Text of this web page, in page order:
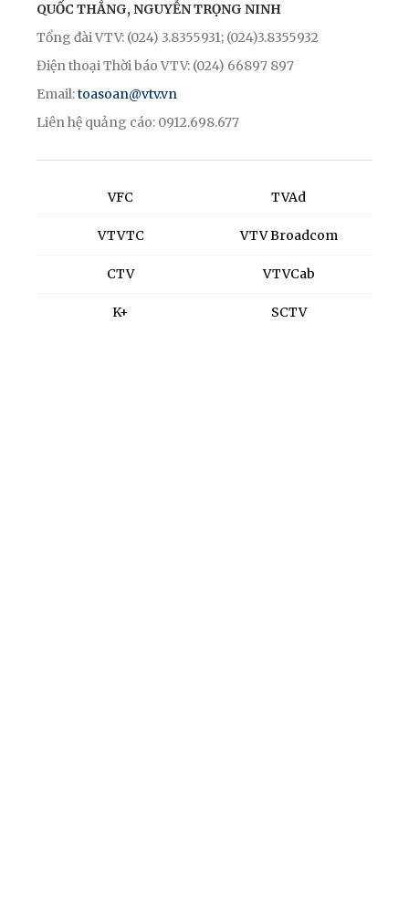
QUỐC THẮNG, NGUYỄN TRỌNG NINH
Tổng đài VTV: (024) 3.8355931; (024)3.8355932
Điện thoại Thời báo VTV: (024) 66897 897
Email:toasoan@vtv.vn
Liên hệ quảng cáo: 0912.698.677
VFC
VTVTC
CTV
K+
TVAd
VTV Broadcom
VTVCab
SCTV